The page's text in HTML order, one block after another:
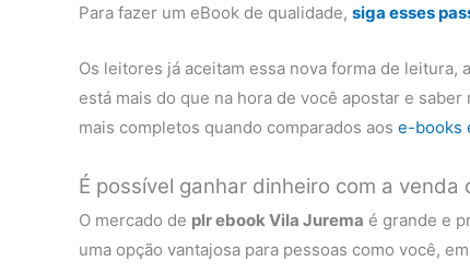
Para fazer um eBook de qualidade, siga esses
Os leitores já aceitam essa nova forma de
está mais do que na hora de você apostar e
mais completos quando comparados aos e-books
É possível ganhar dinheiro com a venda
O mercado de plr ebook Vila Jurema é grande e
uma opção vantajosa para pessoas como você,